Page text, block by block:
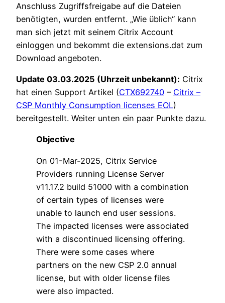
Anschluss Zugriffsfreigabe auf die Dateien
benötigten, wurden entfernt. „Wie üblich“ kann
man sich jetzt mit seinem Citrix Account
einloggen und bekommt die extensions.dat zum
Download angeboten.
Update 03.03.2025 (Uhrzeit unbekannt): Citrix
hat einen Support Artikel (CTX692740 – Citrix –
CSP Monthly Consumption licenses EOL)
bereitgestellt. Weiter unten ein paar Punkte dazu.
Objective
On 01-Mar-2025, Citrix Service
Providers running License Server
v11.17.2 build 51000 with a combination
of certain types of licenses were
unable to launch end user sessions.
The impacted licenses were associated
with a discontinued licensing offering.
There were some cases where
partners on the new CSP 2.0 annual
license, but with older license files
were also impacted.